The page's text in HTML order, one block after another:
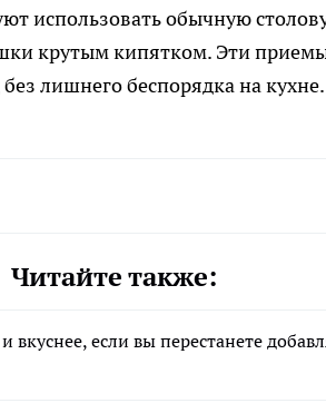
использовать обычную
крутым кипятком. Эти
лишнего беспорядка на кухне.
Читайте также:
если вы перестанете